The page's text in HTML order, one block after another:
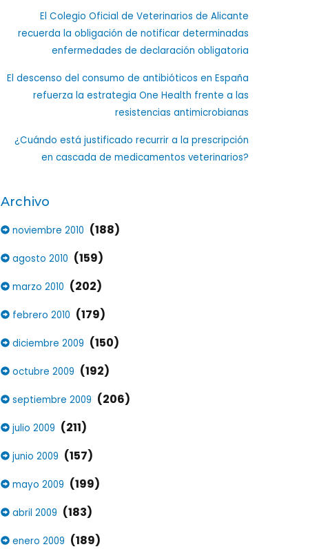
El Colegio Oficial de Veterinarios de Alicante
recuerda la obligación de notificar determinadas
enfermedades de declaración obligatoria
El descenso del consumo de antibióticos en España
refuerza la estrategia One Health frente a las
resistencias antimicrobianas
¿Cuándo está justificado recurrir a la prescripción
en cascada de medicamentos veterinarios?
Archivo
noviembre 2010 (188)
agosto 2010 (159)
marzo 2010 (202)
febrero 2010 (179)
diciembre 2009 (150)
octubre 2009 (192)
septiembre 2009 (206)
julio 2009 (211)
junio 2009 (157)
mayo 2009 (199)
abril 2009 (183)
enero 2009 (189)